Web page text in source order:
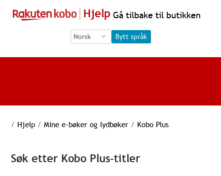
Hjelp Gå tilbake til butikken
Language Selection
Language Selection
Bytt språk
/ Hjelp / Mine e-bøker og lydbøker / Kobo Plus
Søk etter Kobo Plus-titler